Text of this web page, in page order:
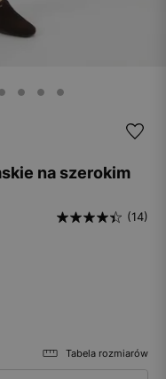
na szerokim
(14)
Tabela rozmiarów